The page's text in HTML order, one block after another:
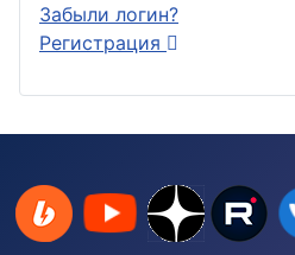
Забыли логин?
Регистрация